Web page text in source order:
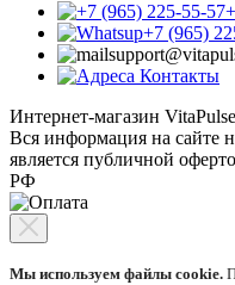
+7 (965)
Контакты
Интернет-магазин
Вся информация на сайте
является публичной
РФ
Мы используем файлы cookie.